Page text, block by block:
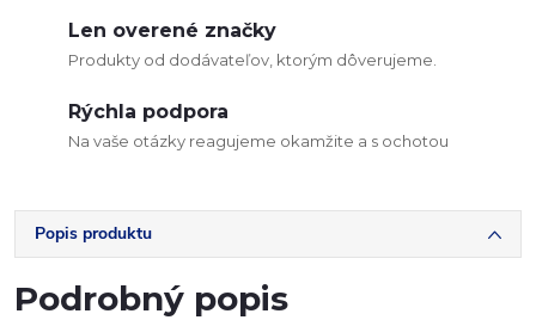
Len overené značky
Produkty od dodávateľov, ktorým dôverujeme.
Rýchla podpora
Na vaše otázky reagujeme okamžite a s ochotou
Popis produktu
Podrobný popis